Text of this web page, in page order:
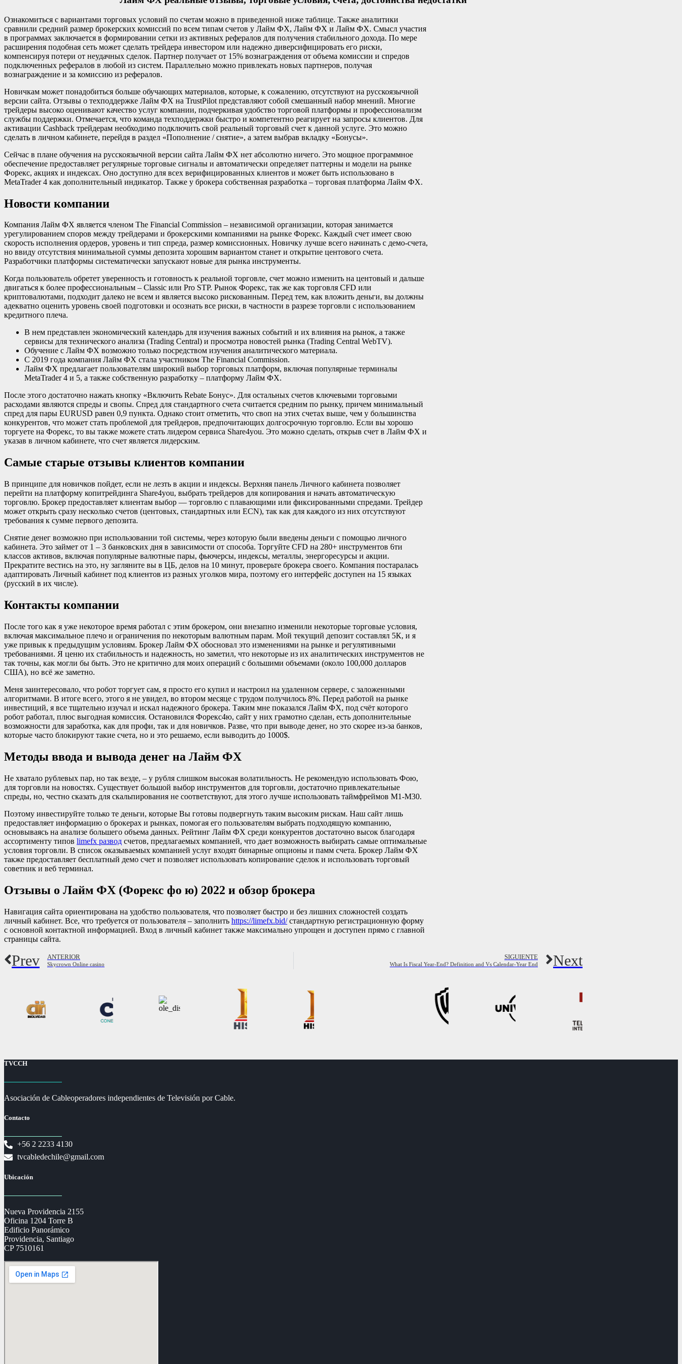
Ознакомиться с вариантами торговых условий по счетам можно в приведенной ниже таблице. Также аналитики
сравнили средний размер брокерских комиссий по всем типам счетов у Лайм ФХ, Лайм ФХ и Лайм ФХ. Смысл участия
в программах заключается в формировании сетки из активных рефералов для получения стабильного дохода. По мере
расширения подобная сеть может сделать трейдера инвестором или надежно диверсифицировать его риски,
компенсируя потери от неудачных сделок. Партнер получает от 15% вознаграждения от объема комиссии и спредов
подключенных рефералов в любой из систем. Параллельно можно привлекать новых партнеров, получая
вознаграждение и за комиссию из рефералов.
Новичкам может понадобиться больше обучающих материалов, которые, к сожалению, отсутствуют на русскоязычной
версии сайта. Отзывы о техподдержке Лайм ФХ на TrustPilot представляют собой смешанный набор мнений. Многие
трейдеры высоко оценивают качество услуг компании, подчеркивая удобство торговой платформы и профессионализм
службы поддержки. Отмечается, что команда техподдержки быстро и компетентно реагирует на запросы клиентов. Для
активации Cashback трейдерам необходимо подключить свой реальный торговый счет к данной услуге. Это можно
сделать в личном кабинете, перейдя в раздел «Пополнение / снятие», а затем выбрав вкладку «Бонусы».
Сейчас в плане обучения на русскоязычной версии сайта Лайм ФХ нет абсолютно ничего. Это мощное программное
обеспечение предоставляет регулярные торговые сигналы и автоматически определяет паттерны и модели на рынке
Форекс, акциях и индексах. Оно доступно для всех верифицированных клиентов и может быть использовано в
MetaTrader 4 как дополнительный индикатор. Также у брокера собственная разработка – торговая платформа Лайм ФХ.
Новости компании
Компания Лайм ФХ является членом The Financial Commission – независимой организации, которая занимается
урегулированием споров между трейдерами и брокерскими компаниями на рынке Форекс. Каждый счет имеет свою
скорость исполнения ордеров, уровень и тип спреда, размер комиссионных. Новичку лучше всего начинать с демо-счета,
но ввиду отсутствия минимальной суммы депозита хорошим вариантом станет и открытие центового счета.
Разработчики платформы систематически запускают новые для рынка инструменты.
Когда пользователь обретет уверенность и готовность к реальной торговле, счет можно изменить на центовый и дальше
двигаться к более профессиональным – Classic или Pro STP. Рынок Форекс, так же как торговля CFD или
криптовалютами, подходит далеко не всем и является высоко рискованным. Перед тем, как вложить деньги, вы должны
адекватно оценить уровень своей подготовки и осознать все риски, в частности в разрезе торговли с использованием
кредитного плеча.
В нем представлен экономический календарь для изучения важных событий и их влияния на рынок, а также
сервисы для технического анализа (Trading Central) и просмотра новостей рынка (Trading Central WebTV).
Обучение с Лайм ФХ возможно только посредством изучения аналитического материала.
С 2019 года компания Лайм ФХ стала участником The Financial Commission.
Лайм ФХ предлагает пользователям широкий выбор торговых платформ, включая популярные терминалы
MetaTrader 4 и 5, а также собственную разработку – платформу Лайм ФХ.
После этого достаточно нажать кнопку «Включить Rebate Бонус». Для остальных счетов ключевыми торговыми
расходами являются спреды и свопы. Спред для стандартного счета считается средним по рынку, причем минимальный
спред для пары EURUSD равен 0,9 пункта. Однако стоит отметить, что своп на этих счетах выше, чем у большинства
конкурентов, что может стать проблемой для трейдеров, предпочитающих долгосрочную торговлю. Если вы хорошо
торгуете на Форекс, то вы также можете стать лидером сервиса Share4you. Это можно сделать, открыв счет в Лайм ФХ и
указав в личном кабинете, что счет является лидерским.
Самые старые отзывы клиентов компании
В принципе для новичков пойдет, если не лезть в акции и индексы. Верхняя панель Личного кабинета позволяет
перейти на платформу копитрейдинга Share4you, выбрать трейдеров для копирования и начать автоматическую
торговлю. Брокер предоставляет клиентам выбор — торговлю с плавающими или фиксированными спредами. Трейдер
может открыть сразу несколько счетов (центовых, стандартных или ECN), так как для каждого из них отсутствуют
требования к сумме первого депозита.
Снятие денег возможно при использовании той системы, через которую были введены деньги с помощью личного
кабинета. Это займет от 1 – 3 банковских дня в зависимости от способа. Торгуйте CFD на 280+ инструментов 6ти
классов активов, включая популярные валютные пары, фьючерсы, индексы, металлы, энергоресурсы и акции.
Прекратите вестись на это, ну загляните вы в ЦБ, делов на 10 минут, проверьте брокера своего. Компания постаралась
адаптировать Личный кабинет под клиентов из разных уголков мира, поэтому его интерфейс доступен на 15 языках
(русский в их числе).
Контакты компании
После того как я уже некоторое время работал с этим брокером, они внезапно изменили некоторые торговые условия,
включая максимальное плечо и ограничения по некоторым валютным парам. Мой текущий депозит составлял 5К, и я
уже привык к предыдущим условиям. Брокер Лайм ФХ обосновал это изменениями на рынке и регулятивными
требованиями. Я ценю их стабильность и надежность, но заметил, что некоторые из их аналитических инструментов не
так точны, как могли бы быть. Это не критично для моих операций с большими объемами (около 100,000 долларов
США), но всё же заметно.
Меня заинтересовало, что робот торгует сам, я просто его купил и настроил на удаленном сервере, с заложенными
алгоритмами. В итоге всего, этого я не увидел, во втором месяце с трудом получилось 8%. Перед работой на рынке
инвестиций, я все тщательно изучал и искал надежного брокера. Таким мне показался Лайм ФХ, под счёт которого
робот работал, плюс выгодная комиссия. Остановился Форекс4ю, сайт у них грамотно сделан, есть дополнительные
возможности для заработка, как для профи, так и для новичков. Разве, что при выводе денег, но это скорее из-за банков,
которые часто блокируют такие счета, но и это решаемо, если выводить до 1000$.
Методы ввода и вывода денег на Лайм ФХ
Не хватало рублевых пар, но так везде, – у рубля слишком высокая волатильность. Не рекомендую использовать Фою,
для торговли на новостях. Существует большой выбор инструментов для торговли, достаточно привлекательные
спреды, но, честно сказать для скальпирования не соответствуют, для этого лучше использовать таймфреймов М1-М30.
Поэтому инвестируйте только те деньги, которые Вы готовы подвергнуть таким высоким рискам. Наш сайт лишь
предоставляет информацию о брокерах и рынках, помогая его пользователям выбрать подходящую компанию,
основываясь на анализе большего объема данных. Рейтинг Лайм ФХ среди конкурентов достаточно высок благодаря
ассортименту типов limefx развод счетов, предлагаемых компанией, что дает возможность выбирать самые оптимальные
условия торговли. В список оказываемых компанией услуг входят бинарные опционы и памм счета. Брокер Лайм ФХ
также предоставляет бесплатный демо счет и позволяет использовать копирование сделок и использовать торговый
советник и веб терминал.
Отзывы о Лайм ФХ (Форекс фо ю) 2022 и обзор брокера
Навигация сайта ориентирована на удобство пользователя, что позволяет быстро и без лишних сложностей создать
личный кабинет. Все, что требуется от пользователя – заполнить https://limefx.bid/стандартную регистрационную форму
с основной контактной информацией. Вход в личный кабинет также максимально упрощен и доступен прямо с главной
страницы сайта.
Prev ANTERIOR
Skycrown Online casino
SIGUIENTE
What Is Fiscal Year-End? Definition and Vs Calendar-Year End Next
TVCCH
Asociación de Cableoperadores independientes de Televisión por Cable.
Contacto
+56 2 2233 4130
tvcabledechile@gmail.com
Ubicación
Nueva Providencia 2155
Oficina 1204 Torre B
Edificio Panorámico
Providencia, Santiago
CP 7510161